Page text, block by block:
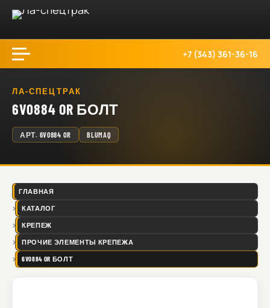
+7 (343) 361-36-16
ЛА-СПЕЦТРАК
6V0884 OR БОЛТ
АРТ. 6V0884 OR BLUMAQ
ГЛАВНАЯ
КАТАЛОГ
КРЕПЕЖ
ПРОЧИЕ ЭЛЕМЕНТЫ КРЕПЕЖА
6V0884 OR БОЛТ